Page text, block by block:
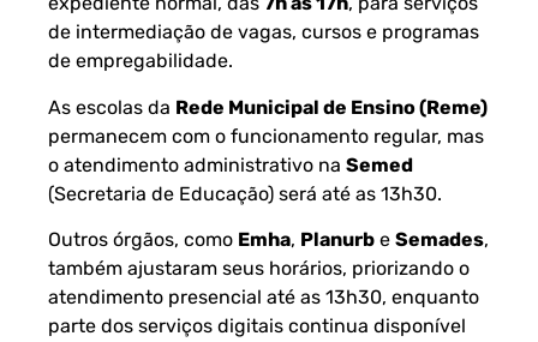
de intermediação de vagas, cursos e programas
de empregabilidade.
As escolas da Rede Municipal de Ensino (Reme)
permanecem com o funcionamento regular, mas
o atendimento administrativo na Semed
(Secretaria de Educação) será até as 13h30.
Outros órgãos, como Emha, Planurb e Semades,
também ajustaram seus horários, priorizando o
atendimento presencial até as 13h30, enquanto
parte dos serviços digitais continua disponível